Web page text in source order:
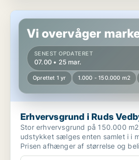
Erhvervsgrund i Ruds Vedby
Vi overvåger
SENEST OPDATERET
07.00 • 25 mar.
Oprettet 1 yr 1.000 - 150.000 m2
Erhvervsgrund i Ruds
Stor erhvervsgrund på 150.000
udstykket sælges enten samlet i i
Prisen afhænger af størrelse og